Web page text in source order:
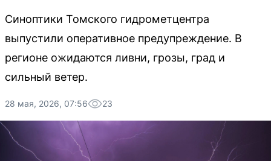
Синоптики Томского гидрометцентра
выпустили оперативное предупреждение. В
регионе ожидаются ливни, грозы, град и
сильный ветер.
28 мая, 2026, 07:56 23